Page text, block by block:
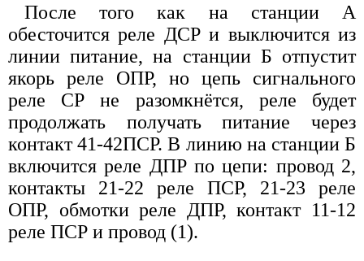
После того как на станции А
обесточится реле ДСР и выключится из
линии питание, на станции Б отпустит
якорь реле ОПР, но цепь сигнального
реле СР не разомкнётся, реле будет
продолжать получать питание через
контакт 41-42ПСР. В линию на станции Б
включится реле ДПР по цепи: провод 2,
контакты 21-22 реле ПСР, 21-23 реле
ОПР, обмотки реле ДПР, контакт 11-12
реле ПСР и провод (1).